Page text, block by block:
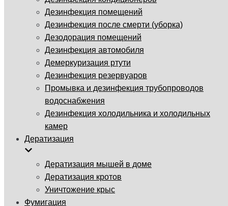
Дезинфекция помещений
Дезинфекция после смерти (уборка)
Дезодорация помещений
Дезинфекция автомобиля
Демеркуризация ртути
Дезинфекция резервуаров
Промывка и дезинфекция трубопроводов
водоснабжения
Дезинфекция холодильника и холодильных
камер
Дератизация
Дератизация мышей в доме
Дератизация кротов
Уничтожение крыс
Фумигация